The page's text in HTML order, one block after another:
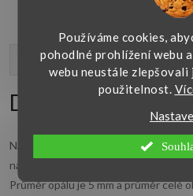
Používáme cookies,
pohodlné prohlížení webu
webu neustále zlepšovali
použitelnost.
Popis produktu
Detailní popis
Náušnice pecky jsou vyrobeny ze
náušnice jsou osazeny krásným
Průměr opálu je 5 mm a průměr celé